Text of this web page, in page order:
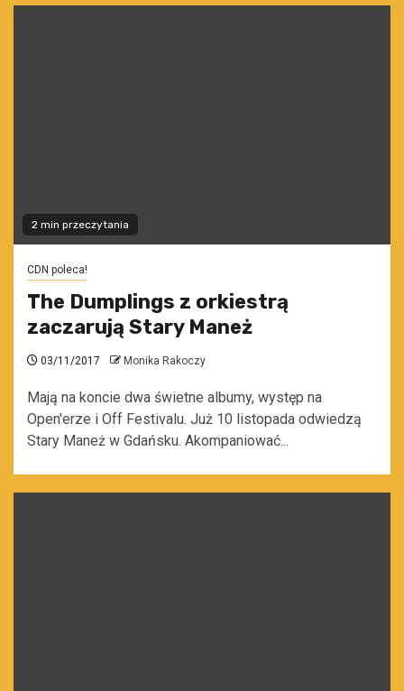
2 min przeczytania
CDN poleca!
The Dumplings z orkiestrą
zaczarują Stary Maneż
03/11/2017 Monika Rakoczy
Mają na koncie dwa świetne albumy, występ na
Open'erze i Off Festivalu. Już 10 listopada odwiedzą
Stary Maneż w Gdańsku. Akompaniować...